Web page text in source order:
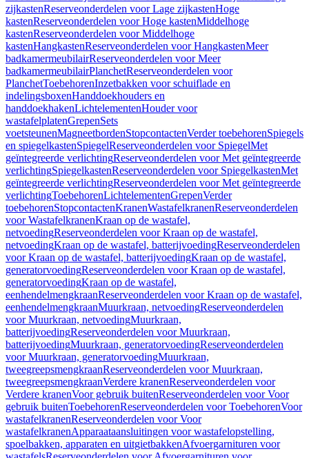
zijkastenReserveonderdelen voor Lage zijkastenHoge
kastenReserveonderdelen voor Hoge kastenMiddelhoge
kastenReserveonderdelen voor Middelhoge
kastenHangkastenReserveonderdelen voor HangkastenMeer
badkamermeubilairReserveonderdelen voor Meer
badkamermeubilairPlanchetReserveonderdelen voor
PlanchetToebehorenInzetbakken voor schuiflade en
indelingsboxenHanddoekhouders en
handdoekhakenLichtelementenHouder voor
wastafelplatenGrepenSets
voetsteunenMagneetbordenStopcontactenVerder toebehorenSpiegels
en spiegelkastenSpiegelReserveonderdelen voor SpiegelMet
geïntegreerde verlichtingReserveonderdelen voor Met geïntegreerde
verlichtingSpiegelkastenReserveonderdelen voor SpiegelkastenMet
geïntegreerde verlichtingReserveonderdelen voor Met geïntegreerde
verlichtingToebehorenLichtelementenGrepenVerder
toebehorenStopcontactenKranenWastafelkranenReserveonderdelen
voor WastafelkranenKraan op de wastafel,
netvoedingReserveonderdelen voor Kraan op de wastafel,
netvoedingKraan op de wastafel, batterijvoedingReserveonderdelen
voor Kraan op de wastafel, batterijvoedingKraan op de wastafel,
generatorvoedingReserveonderdelen voor Kraan op de wastafel,
generatorvoedingKraan op de wastafel,
eenhendelmengkraanReserveonderdelen voor Kraan op de wastafel,
eenhendelmengkraanMuurkraan, netvoedingReserveonderdelen
voor Muurkraan, netvoedingMuurkraan,
batterijvoedingReserveonderdelen voor Muurkraan,
batterijvoedingMuurkraan, generatorvoedingReserveonderdelen
voor Muurkraan, generatorvoedingMuurkraan,
tweegreepsmengkraanReserveonderdelen voor Muurkraan,
tweegreepsmengkraanVerdere kranenReserveonderdelen voor
Verdere kranenVoor gebruik buitenReserveonderdelen voor Voor
gebruik buitenToebehorenReserveonderdelen voor ToebehorenVoor
wastafelkranenReserveonderdelen voor Voor
wastafelkranenApparaataansluitingen voor wastafelopstelling,
spoelbakken, apparaten en uitgietbakkenAfvoergarnituren voor